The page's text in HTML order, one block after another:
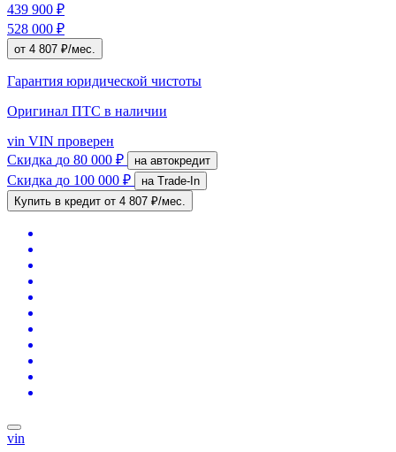
439 900 ₽
528 000 ₽
от 4 807 ₽/мес.
Гарантия юридической чистоты
Оригинал ПТС в наличии
vin VIN проверен
Скидка до 80 000 ₽ на автокредит
Скидка до 100 000 ₽
на Trade-In
Купить в кредит от 4 807 ₽/мес.
vin